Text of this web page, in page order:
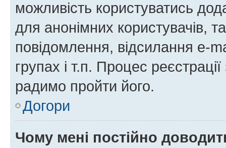
можливість користуватись
для анонімних користувачів,
повідомлення, відсилання e-
групах і т.п. Процес
радимо пройти його.
Догори
Чому мені постійно